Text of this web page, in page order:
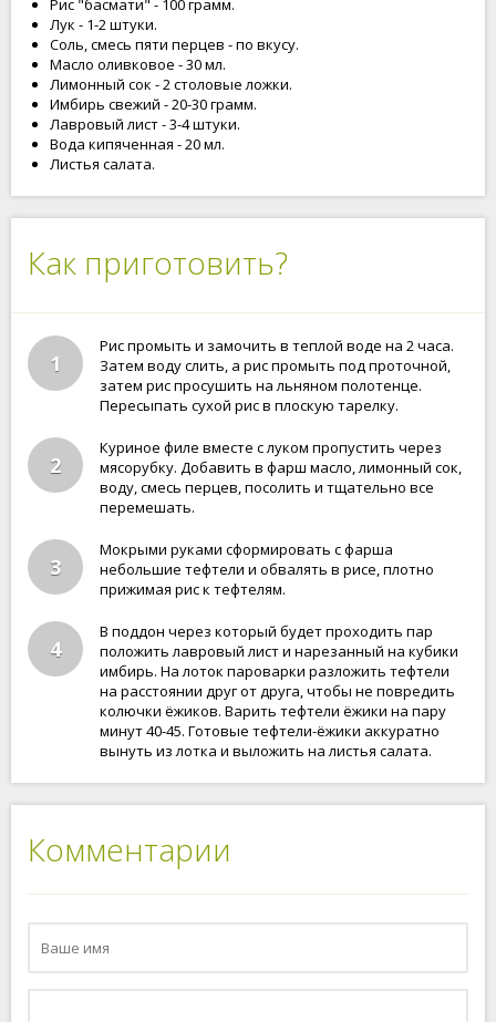
Рис "басмати" - 100 грамм.
Лук - 1-2 штуки.
Соль, смесь пяти перцев - по вкусу.
Масло оливковое - 30 мл.
Лимонный сок - 2 столовые ложки.
Имбирь свежий - 20-30 грамм.
Лавровый лист - 3-4 штуки.
Вода кипяченная - 20 мл.
Листья салата.
Как приготовить?
1
Рис промыть и замочить в теплой воде на 2 часа.
Затем воду слить, а рис промыть под проточной,
затем рис просушить на льняном полотенце.
Пересыпать сухой рис в плоскую тарелку.
2
Куриное филе вместе с луком пропустить через
мясорубку. Добавить в фарш масло, лимонный сок,
воду, смесь перцев, посолить и тщательно все
перемешать.
3
Мокрыми руками сформировать с фарша
небольшие тефтели и обвалять в рисе, плотно
прижимая рис к тефтелям.
4
В поддон через который будет проходить пар
положить лавровый лист и нарезанный на кубики
имбирь. На лоток пароварки разложить тефтели
на расстоянии друг от друга, чтобы не повредить
колючки ёжиков. Варить тефтели ёжики на пару
минут 40-45. Готовые тефтели-ёжики аккуратно
вынуть из лотка и выложить на листья салата.
Комментарии